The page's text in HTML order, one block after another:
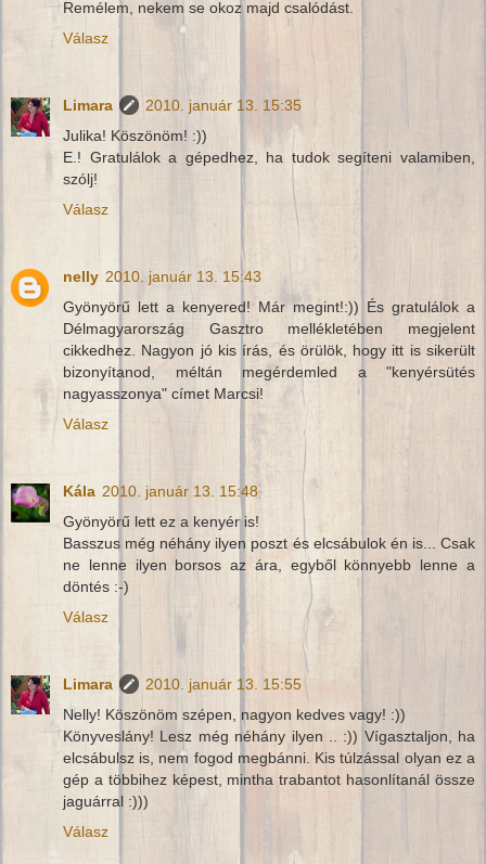
Remélem, nekem se okoz majd csalódást.
Válasz
Limara
2010. január 13. 15:35
Julika! Köszönöm! :))
E.! Gratulálok a gépedhez, ha tudok segíteni valamiben,
szólj!
Válasz
nelly 2010. január 13. 15:43
Gyönyörű lett a kenyered! Már megint!:)) És gratulálok a
Délmagyarország Gasztro mellékletében megjelent
cikkedhez. Nagyon jó kis írás, és örülök, hogy itt is sikerült
bizonyítanod, méltán megérdemled a "kenyérsütés
nagyasszonya" címet Marcsi!
Válasz
Kála 2010. január 13. 15:48
Gyönyörű lett ez a kenyér is!
Basszus még néhány ilyen poszt és elcsábulok én is... Csak
ne lenne ilyen borsos az ára, egyből könnyebb lenne a
döntés :-)
Válasz
Limara
2010. január 13. 15:55
Nelly! Köszönöm szépen, nagyon kedves vagy! :))
Könyveslány! Lesz még néhány ilyen .. :)) Vígasztaljon, ha
elcsábulsz is, nem fogod megbánni. Kis túlzással olyan ez a
gép a többihez képest, mintha trabantot hasonlítanál össze
jaguárral :)))
Válasz